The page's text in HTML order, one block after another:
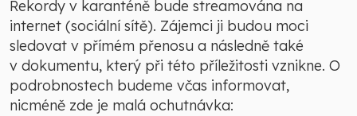
Rekordy v karanténě bude streamována na
internet (sociální sítě). Zájemci ji budou moci
sledovat v přímém přenosu a následně také
v dokumentu, který při této příležitosti vznikne. O
podrobnostech budeme včas informovat,
nicméně zde je malá ochutnávka: